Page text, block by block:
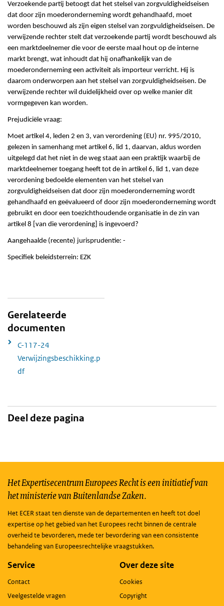
Verzoekende partij betoogt dat het stelsel van zorgvuldigheidseisen
dat door zijn moederonderneming wordt gehandhaafd, moet
worden beschouwd als zijn eigen stelsel van zorgvuldigheidseisen. De
verwijzende rechter stelt dat verzoekende partij wordt beschouwd als
een marktdeelnemer die voor de eerste maal hout op de interne
markt brengt, wat inhoudt dat hij onafhankelijk van de
moederonderneming een activiteit als importeur verricht. Hij is
daarom onderworpen aan het stelsel van zorgvuldigheidseisen. De
verwijzende rechter wil duidelijkheid over op welke manier dit
vormgegeven kan worden.
Prejudiciële vraag:
Moet artikel 4, leden 2 en 3, van verordening (EU) nr. 995/2010,
gelezen in samenhang met artikel 6, lid 1, daarvan, aldus worden
uitgelegd dat het niet in de weg staat aan een praktijk waarbij de
marktdeelnemer toegang heeft tot de in artikel 6, lid 1, van deze
verordening bedoelde elementen van het stelsel van
zorgvuldigheidseisen dat door zijn moederonderneming wordt
gehandhaafd en geëvalueerd of door zijn moederonderneming wordt
gebruikt en door een toezichthoudende organisatie in de zin van
artikel 8 [van die verordening] is ingevoerd?
Aangehaalde (recente) jurisprudentie: -
Specifiek beleidsterrein: EZK
Gerelateerde
documenten
C-117-24
Verwijzingsbeschikking.p
df
Deel deze pagina
Het Expertisecentrum Europees Recht is een initiatief van
het ministerie van Buitenlandse Zaken.
Het ECER staat ten dienste van de departementen en heeft tot doel
expertise op het gebied van het Europees recht binnen de centrale
overheid te bevorderen, mede ter bevordering van een consistente
behandeling van Europeesrechtelijke vraagstukken.
Service
Contact
Veelgestelde vragen
Over deze site
Cookies
Copyright